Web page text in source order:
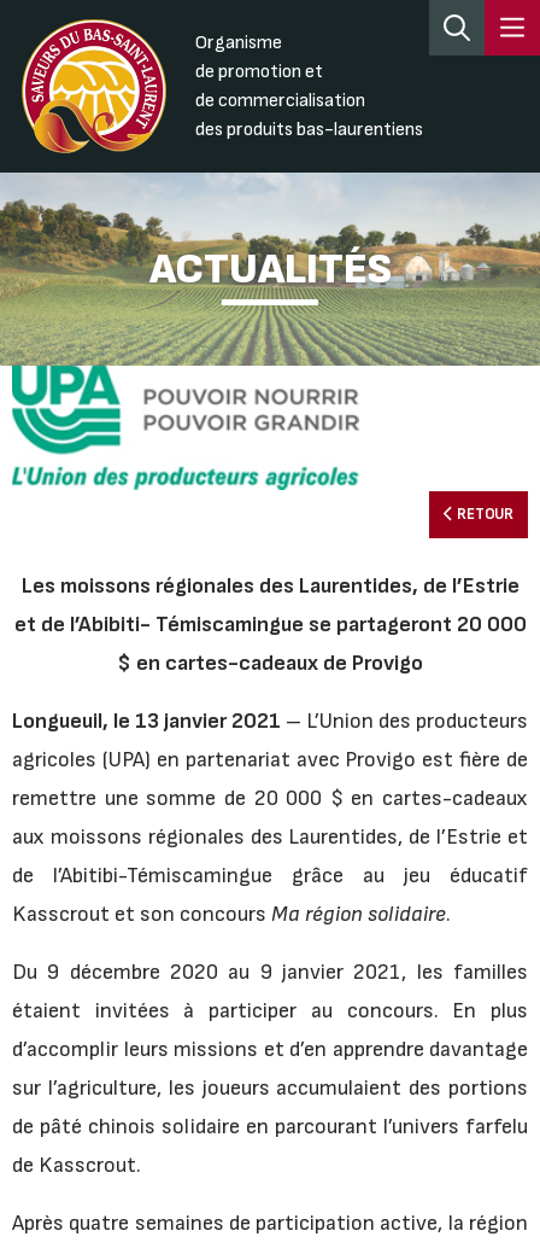
Organisme
de promotion et
de commercialisation
des produits bas-laurentiens
ACTUALITÉS
RETOUR
Les moissons régionales des Laurentides, de l’Estrie
et de l’Abibiti- Témiscamingue se partageront 20 000
$ en cartes-cadeaux de Provigo
Longueuil, le 13 janvier 2021 – L’Union des producteurs
agricoles (UPA) en partenariat avec Provigo est fière de
remettre une somme de 20 000 $ en cartes-cadeaux
aux moissons régionales des Laurentides, de l’Estrie et
de l’Abitibi-Témiscamingue grâce au jeu éducatif
Kasscrout et son concours Ma région solidaire.
Du 9 décembre 2020 au 9 janvier 2021, les familles
étaient invitées à participer au concours. En plus
d’accomplir leurs missions et d’en apprendre davantage
sur l’agriculture, les joueurs accumulaient des portions
de pâté chinois solidaire en parcourant l’univers farfelu
de Kasscrout.
Après quatre semaines de participation active, la région